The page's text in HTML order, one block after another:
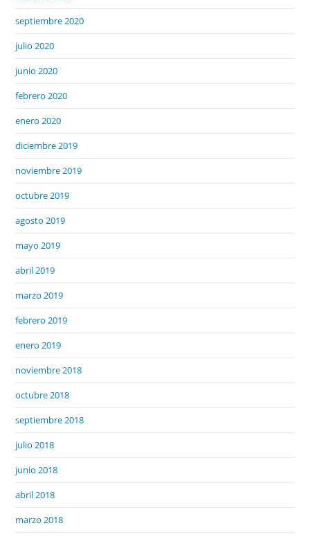
septiembre 2020
julio 2020
junio 2020
febrero 2020
enero 2020
diciembre 2019
noviembre 2019
octubre 2019
agosto 2019
mayo 2019
abril 2019
marzo 2019
febrero 2019
enero 2019
noviembre 2018
octubre 2018
septiembre 2018
julio 2018
junio 2018
abril 2018
marzo 2018